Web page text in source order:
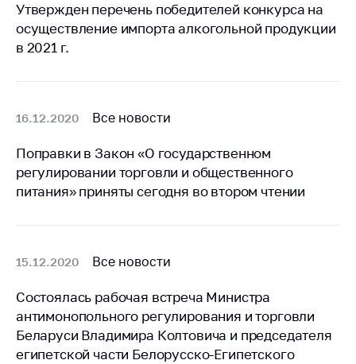
Рекомендации по
предотвращению
распространения
питания, бытового
Обучение по
вопросам
антимонопольного
Утвержден перечень победителей конкурса на
осуществление импорта алкогольной продукции
в 2021 г.
16.12.2020 Все новости
Поправки в Закон «О государственном
регулировании торговли и общественного
питания» приняты сегодня во втором чтении
15.12.2020 Все новости
Состоялась рабочая встреча Министра
антимонопольного регулирования и торговли
Беларуси Владимира Колтовича и председателя
египетской части Белорусско-Египетского